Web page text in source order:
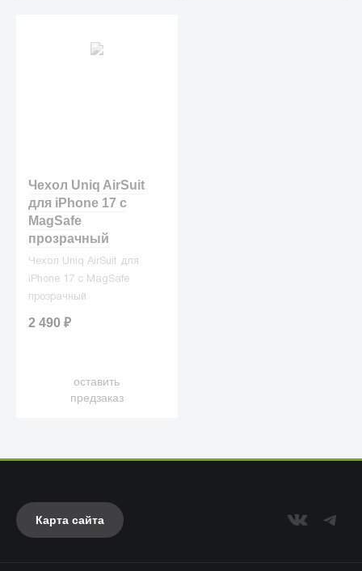
Чехол Uniq AirSuit
для iPhone 17 с
MagSafe
прозрачный
Чехол Uniq AirSuit для
iPhone 17 с MagSafe
прозрачный
2 490₽
оставить
предзаказ
Карта сайта